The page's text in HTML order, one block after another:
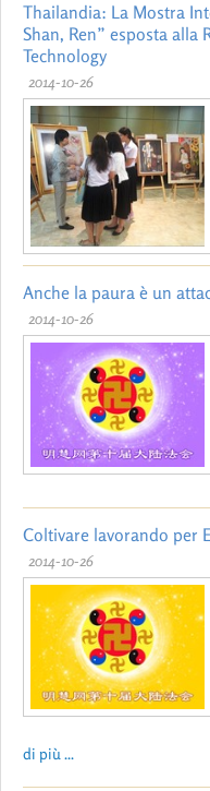
Thailandia: La Mostra
Shan, Ren” esposta alla
Technology
2014-10-26
Anche la paura è un
2014-10-26
Coltivare lavorando per
2014-10-26
di più ...